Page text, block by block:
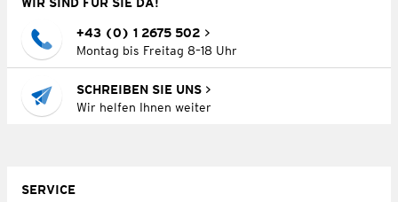
+43 (0) 1 2675 502
Montag bis Freitag 8–18 Uhr
SCHREIBEN SIE UNS
Wir helfen Ihnen weiter
SERVICE